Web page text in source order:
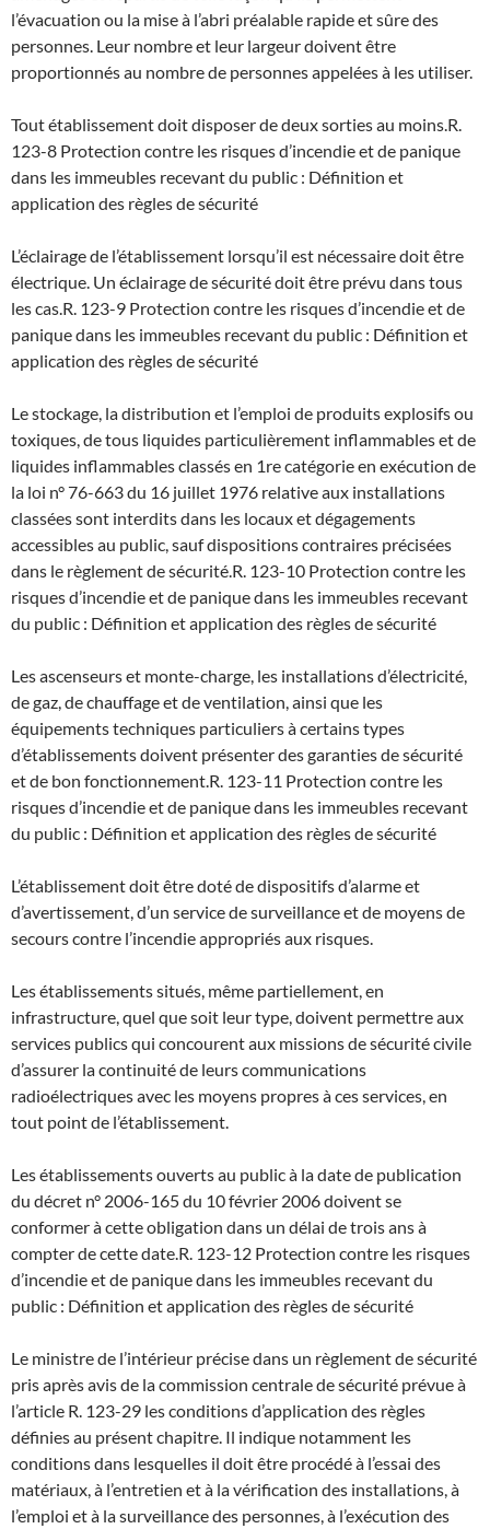
l’évacuation ou la mise à l’abri préalable rapide et sûre des
personnes. Leur nombre et leur largeur doivent être
proportionnés au nombre de personnes appelées à les utiliser.
Tout établissement doit disposer de deux sorties au moins. R.
123-8 Protection contre les risques d’incendie et de panique
dans les immeubles recevant du public : Définition et
application des règles de sécurité
L’éclairage de l’établissement lorsqu’il est nécessaire doit être
électrique. Un éclairage de sécurité doit être prévu dans tous
les cas. R. 123-9 Protection contre les risques d’incendie et de
panique dans les immeubles recevant du public : Définition et
application des règles de sécurité
Le stockage, la distribution et l’emploi de produits explosifs ou
toxiques, de tous liquides particulièrement inflammables et de
liquides inflammables classés en 1re catégorie en exécution de
la loi n° 76-663 du 16 juillet 1976 relative aux installations
classées sont interdits dans les locaux et dégagements
accessibles au public, sauf dispositions contraires précisées
dans le règlement de sécurité. R. 123-10 Protection contre les
risques d’incendie et de panique dans les immeubles recevant
du public : Définition et application des règles de sécurité
Les ascenseurs et monte-charge, les installations d’électricité,
de gaz, de chauffage et de ventilation, ainsi que les
équipements techniques particuliers à certains types
d’établissements doivent présenter des garanties de sécurité
et de bon fonctionnement. R. 123-11 Protection contre les
risques d’incendie et de panique dans les immeubles recevant
du public : Définition et application des règles de sécurité
L’établissement doit être doté de dispositifs d’alarme et
d’avertissement, d’un service de surveillance et de moyens de
secours contre l’incendie appropriés aux risques.
Les établissements situés, même partiellement, en
infrastructure, quel que soit leur type, doivent permettre aux
services publics qui concourent aux missions de sécurité civile
d’assurer la continuité de leurs communications
radioélectriques avec les moyens propres à ces services, en
tout point de l’établissement.
Les établissements ouverts au public à la date de publication
du décret n° 2006-165 du 10 février 2006 doivent se
conformer à cette obligation dans un délai de trois ans à
compter de cette date. R. 123-12 Protection contre les risques
d’incendie et de panique dans les immeubles recevant du
public : Définition et application des règles de sécurité
Le ministre de l’intérieur précise dans un règlement de sécurité
pris après avis de la commission centrale de sécurité prévue à
l’article R. 123-29 les conditions d’application des règles
définies au présent chapitre. Il indique notamment les
conditions dans lesquelles il doit être procédé à l’essai des
matériaux, à l’entretien et à la vérification des installations, à
l’emploi et à la surveillance des personnes, à l’exécution des